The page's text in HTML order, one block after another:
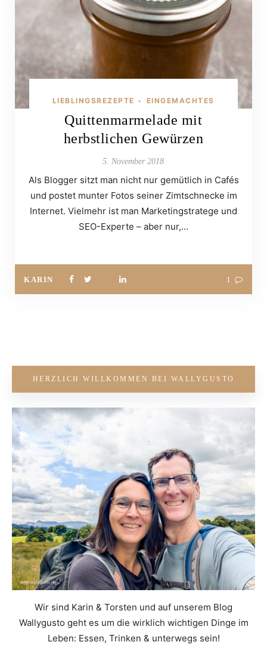
LIEBLINGSREZEPTE • EINGEMACHTES
Quittenmarmelade mit
herbstlichen Gewürzen
5. November 2018
Als Blogger sitzt man nicht nur gemütlich in Cafés
und postet munter Fotos seiner Zimtschnecke im
Internet. Vielmehr ist man Marketingstratege und
SEO-Experte – aber nur,…
KARIN 1
HERZLICH WILLKOMMEN BEI WALLYGUSTO
Wir sind Karin & Torsten und auf unserem Blog
Wallygusto geht es um die wirklich wichtigen Dinge im
Leben: Essen, Trinken & unterwegs sein!